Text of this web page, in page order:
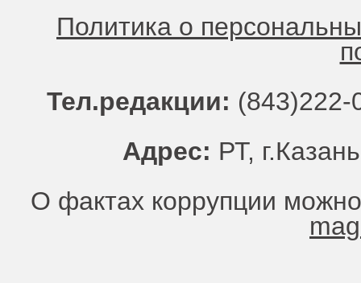
Политика о
Тел.редакции:
Адрес: РТ,
О фактах коррупции